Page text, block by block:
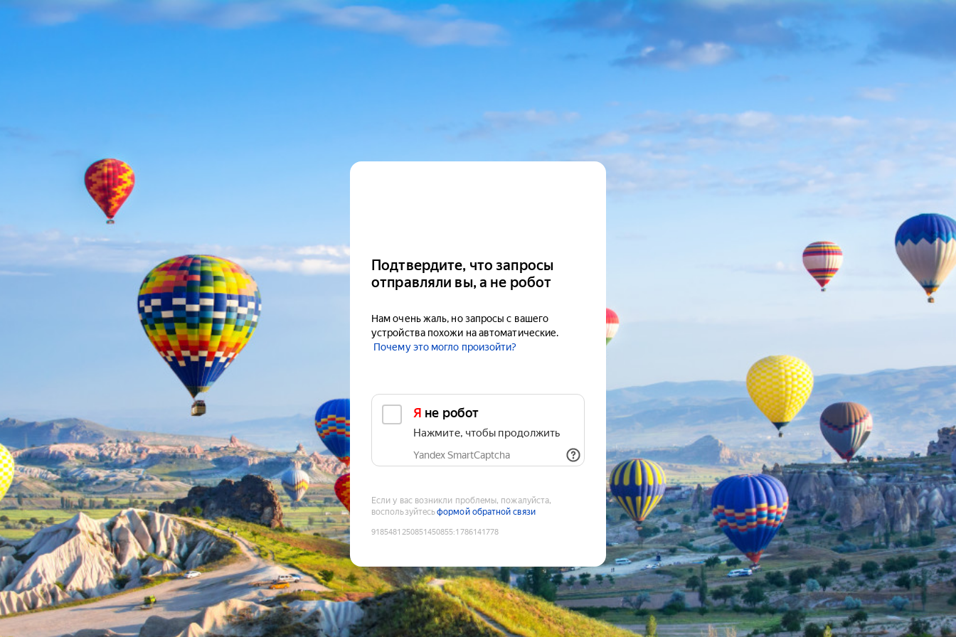
Подтвердите, что запросы
отправляли вы, а не робот
Нам очень жаль, но запросы с вашего
устройства похожи на автоматические.
Почему это могло произойти?
Я не робот
Нажмите, чтобы продолжить
Yandex SmartCaptcha
Если у вас возникли проблемы, пожалуйста,
воспользуйтесьформой обратной связи
9185481250851450855:1786141778